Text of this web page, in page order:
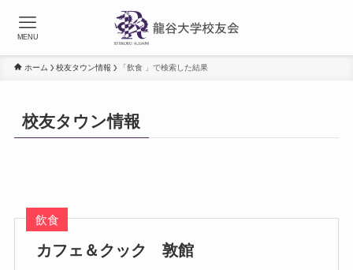
MENU
ホーム 校友タウン情報 「飲食 」で検索した結果
校友タウン情報
飲食
カフェ＆クック 敦館